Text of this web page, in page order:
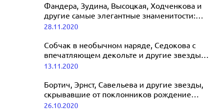
Фандера, Зудина, Высоцкая, Ходченкова и
другие самые элегантные знаменитости:
фото
28.11.2020
Собчак в необычном наряде, Седокова с
впечатляющем декольте и другие звезды
на премии «GQ Человек года» 2020
13.11.2020
Бортич, Эрнст, Савельева и другие звезды,
скрывавшие от поклонников рождение
ребенка
26.10.2020